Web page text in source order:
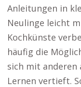
Anleitungen in
Neulinge leicht
Kochkünste
häufig die
sich mit anderen
Lernen vertieft.